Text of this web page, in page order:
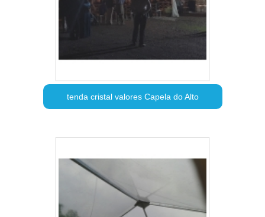
tenda cristal valores Capela do Alto